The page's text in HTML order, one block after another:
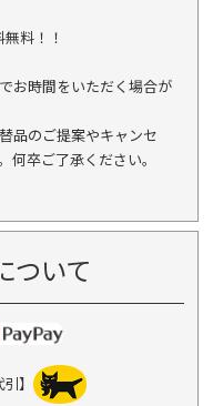
料！！
お時間をいただく場合が
品のご提案やキャンセ
卒ご了承ください。
ついて
引】